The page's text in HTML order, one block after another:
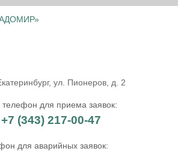
ул. Пионеров, д. 2
для приема заявок:
+7 (343) 217-00-47
для аварийных заявок: